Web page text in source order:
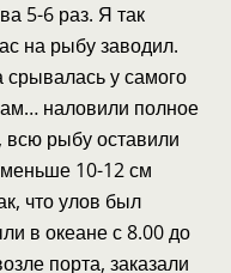
5-6 раз. Я так
на рыбу заводил.
у самого
наловили полное
всю рыбу оставили
меньше 10-12 см
что улов был
в океане с 8.00 до
порта, заказали